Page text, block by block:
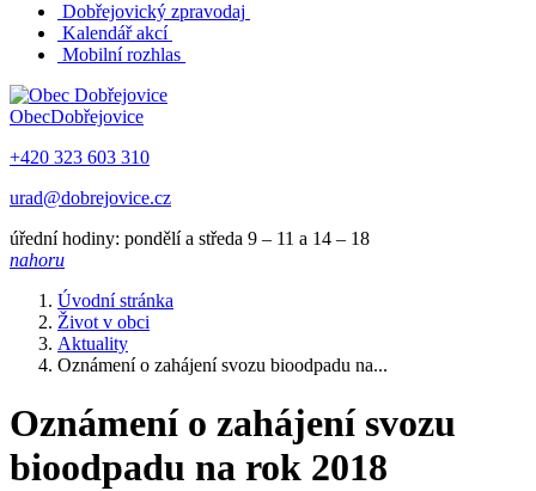
Dobřejovický zpravodaj
Kalendář akcí
Mobilní rozhlas
ObecDobřejovice
+420 323 603 310
urad@dobrejovice.cz
úřední hodiny: pondělí a středa 9 – 11 a 14 – 18
nahoru
Úvodní stránka
Život v obci
Aktuality
Oznámení o zahájení svozu bioodpadu na...
Oznámení o zahájení svozu
bioodpadu na rok 2018